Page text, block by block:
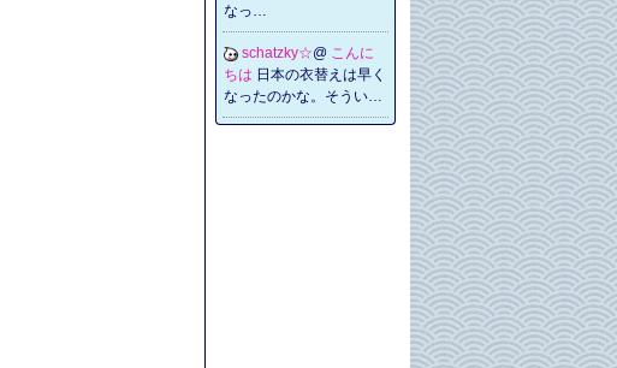
なっ…
schatzky☆@ こんに
ちは 日本の衣替えは早く
なったのかな。そうい…